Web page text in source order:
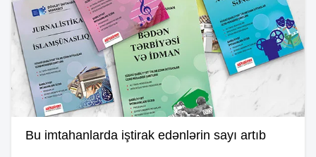
Bu imtahanlarda iştirak edənlərin sayı artıb